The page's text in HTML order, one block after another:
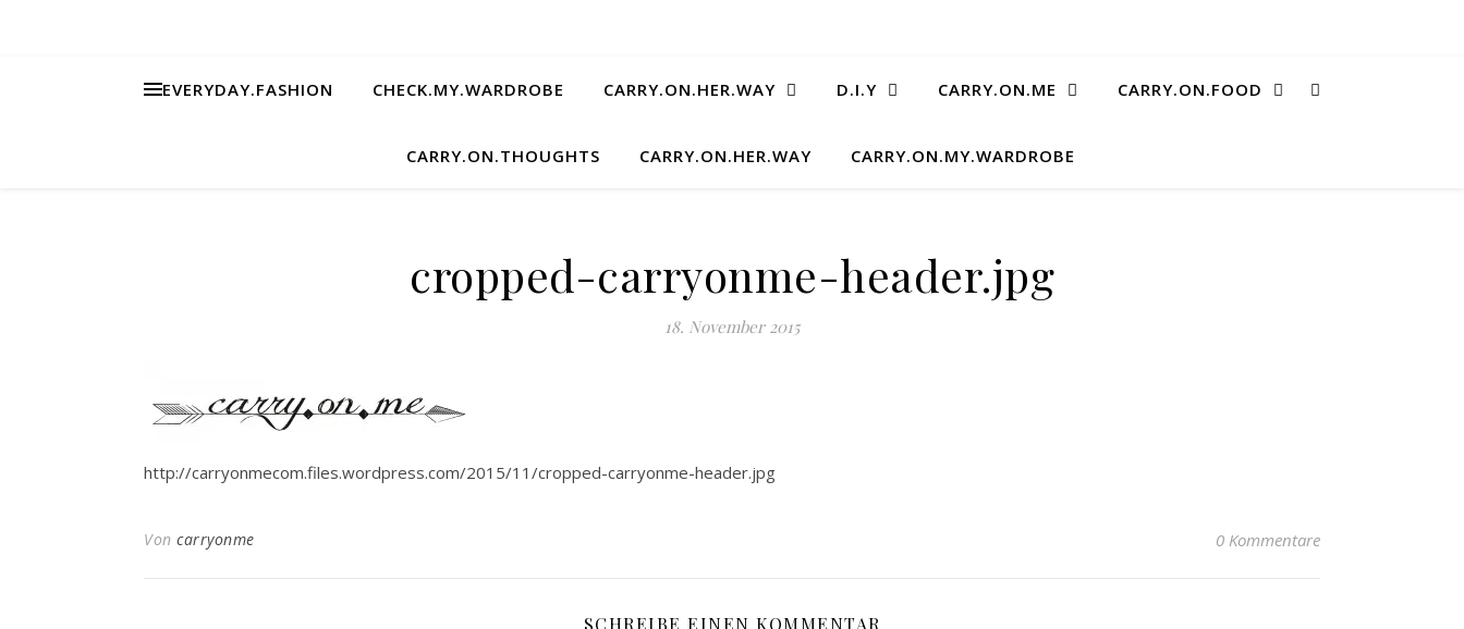
EVERYDAY.FASHION CHECK.MY.WARDROBE CARRY.ON.HER.WAY D.I.Y CARRY.ON.ME CARRY.ON.FOOD
CARRY.ON.THOUGHTS CARRY.ON.HER.WAY CARRY.ON.MY.WARDROBE
cropped-carryonme-header.jpg
18. November 2015
http://carryonmecom.files.wordpress.com/2015/11/cropped-carryonme-header.jpg
Von carryonme 0 Kommentare
SCHREIBE EINEN KOMMENTAR